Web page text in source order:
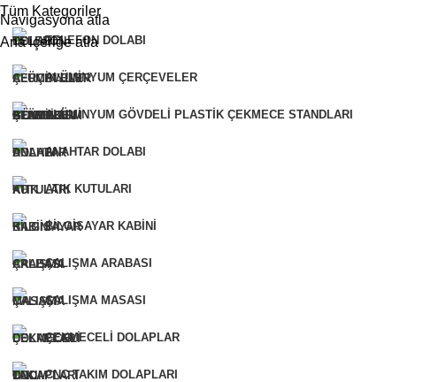
Navigasyona atla
Ana içeriğe atla
Tüm Kategoriler
TELEFON DOLABI
ALÜMINYUM ÇERÇEVELER
ALÜMINYUM GÖVDELI PLASTIK ÇEKMECE STANDLARI
ANAHTAR DOLABI
ATIK KUTULARI
BILGISAYAR KABINI
ÇALIŞMA ARABASI
ÇALIŞMA MASASI
ÇEKMECELI DOLAPLAR
CNC TAKIM DOLAPLARI